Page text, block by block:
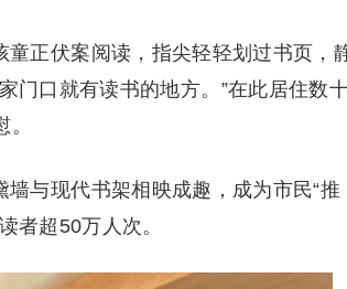
正伏案阅读，指尖轻轻划过书页，
门口就有读书的地方。”在此居住数
与现代书架相映成趣，成为市民“推
者超50万人次。